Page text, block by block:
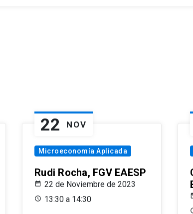
22 NOV
Microeconomía Aplicada
Rudi Rocha, FGV EAESP
22 de Noviembre de 2023
13:30 a 14:30